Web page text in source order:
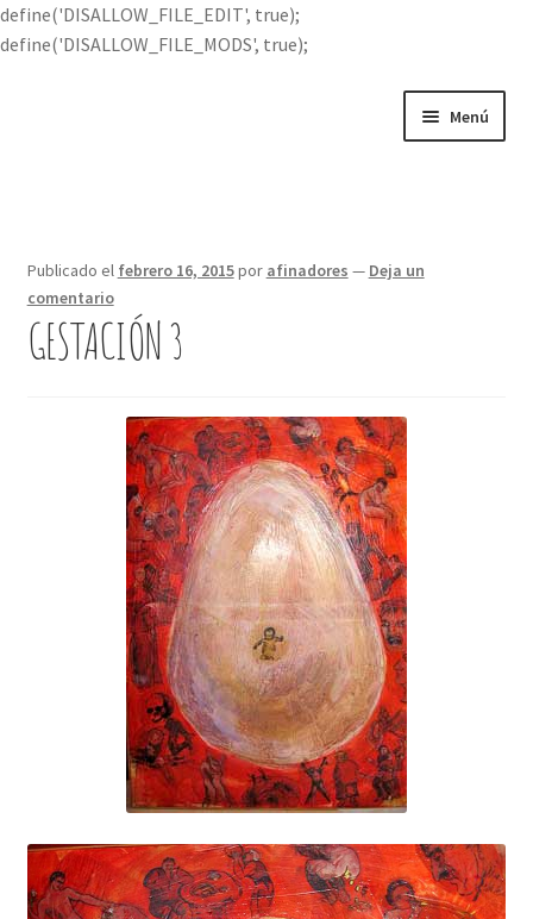
define('DISALLOW_FILE_EDIT', true);
define('DISALLOW_FILE_MODS', true);
Menú
Quién soy
Contácteme
Publicado el febrero 16, 2015por afinadores — Deja un
comentario
GESTACIÓN 3